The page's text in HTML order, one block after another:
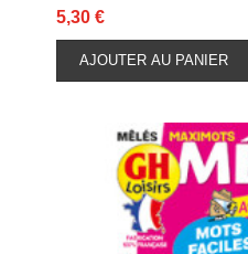
Prix
5,30 €
AJOUTER AU PANIER